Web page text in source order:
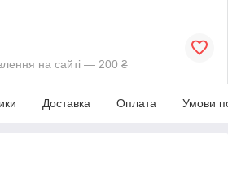
на сайті — 200 ₴
Доставка Оплата Умови